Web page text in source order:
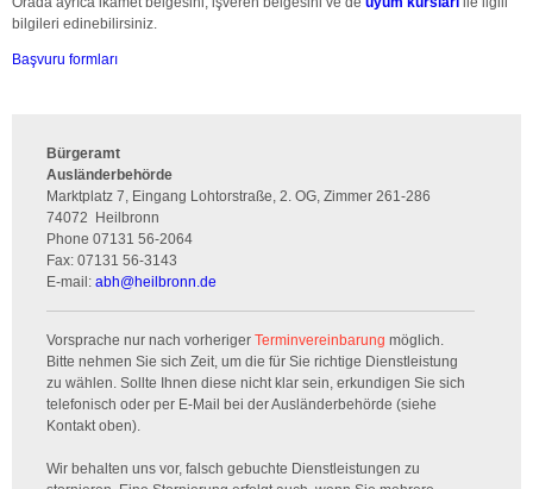
bilgileri edinebilirsiniz.
Başvuru formları
Bürgeramt
Ausländerbehörde
Marktplatz 7, Eingang Lohtorstraße, 2. OG, Zimmer 261-286
74072
Heilbronn
Phone 07131 56-2064
Fax: 07131 56-3143
E-mail: abh@heilbronn.de
Vorsprache nur nach vorheriger Terminvereinbarung möglich.
Bitte nehmen Sie sich Zeit, um die für Sie richtige Dienstleistung
zu wählen. Sollte Ihnen diese nicht klar sein, erkundigen Sie sich
telefonisch oder per E-Mail bei der Ausländerbehörde (siehe
Kontakt oben).
Wir behalten uns vor, falsch gebuchte Dienstleistungen zu